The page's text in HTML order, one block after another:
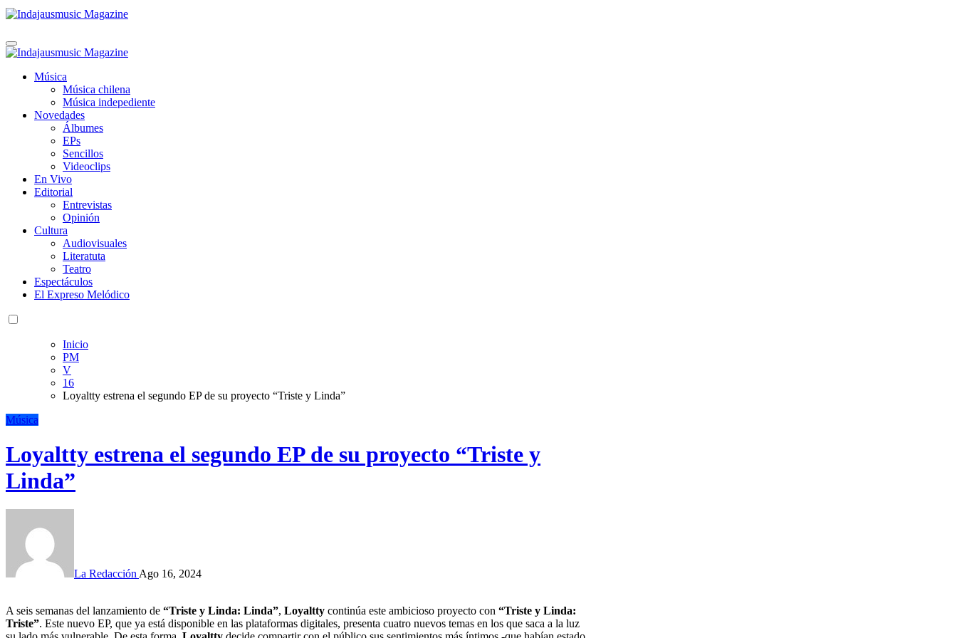
Música, Cultura y Espectáculos
Música
Música chilena
Música indepediente
Novedades
Álbumes
EPs
Sencillos
Videoclips
En Vivo
Editorial
Entrevistas
Opinión
Cultura
Audiovisuales
Literatuta
Teatro
Espectáculos
El Expreso Melódico
Inicio
PM
V
16
Loyaltty estrena el segundo EP de su proyecto “Triste y Linda”
Música
Loyaltty estrena el segundo EP de su proyecto “Triste y
Linda”
La Redacción Ago 16, 2024
A seis semanas del lanzamiento de “Triste y Linda: Linda”, Loyaltty continúa este ambicioso proyecto con “Triste y Linda:
Triste”. Este nuevo EP, que ya está disponible en las plataformas digitales, presenta cuatro nuevos temas en los que saca a la luz